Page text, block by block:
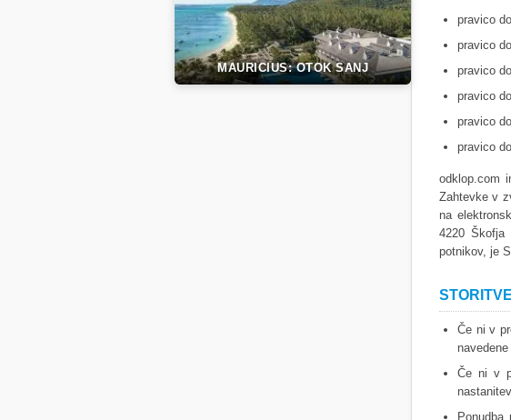
MAURICIUS: OTOK SANJ
pravico
pravico
pravico
pravico
pravico
pravico
odklop.com
Zahtevke v
na
4220 Škofja
potnikov, je
Če ni v
Če ni v